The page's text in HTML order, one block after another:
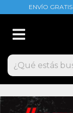
ENVÍO